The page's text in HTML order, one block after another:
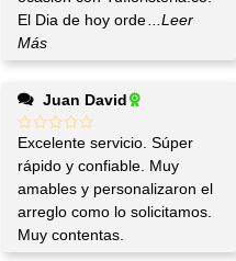
El Dia de hoy orde
...Leer
Más
Juan David
Excelente servicio. Súper
rápido y confiable. Muy
amables y personalizaron el
arreglo como lo solicitamos.
Muy contentas.